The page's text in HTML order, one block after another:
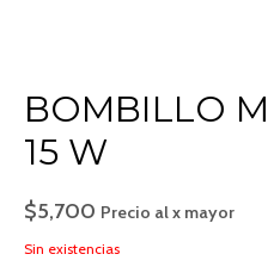
BOMBILLO
15 W
$5,700 Precio al x mayor
Sin existencias